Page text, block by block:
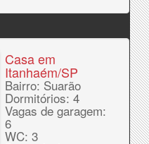
Casa em
Itanhaém/SP
Bairro: Suarão
Dormitórios: 4
Vagas de garagem:
6
WC: 3